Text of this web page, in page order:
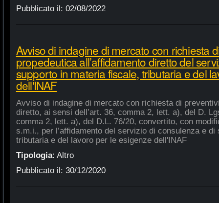
Pubblicato il: 02/08/2022
Avviso di indagine di mercato con richiesta
propedeutica all’affidamento diretto del
supporto in materia fiscale, tributaria e del
dell'INAF
Avviso di indagine di mercato con richiesta di
diretto, ai sensi dell’art. 36, comma 2, lett. a), del D.
comma 2, lett. a), del D.L. 76/20, convertito, con
s.m.i., per l’affidamento del servizio di consulenza e
tributaria e del lavoro per le esigenze dell'INAF
Tipologia: Altro
Pubblicato il: 30/12/2020